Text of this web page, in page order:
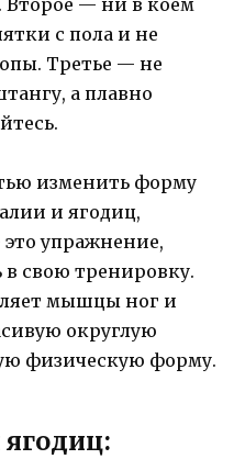
с пола и не
Третье — не
а плавно
изменить форму
и ягодиц,
упражнение,
свою тренировку.
мышцы ног и
округлую
физическую форму.